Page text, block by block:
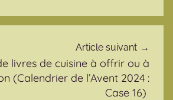
Article suivant
livres de cuisine à offrir ou à
(Calendrier de l’Avent 2024 :
Case 16)